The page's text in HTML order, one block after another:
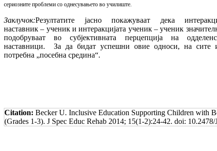
сериозните проблеми со однесувањето во училиште.
Заклучок:Резултатите јасно покажуваат дека
наставник – ученик и интеракцијата ученик – ученик
подобруваат во субјективната перцепција на
наставници. За да бидат успешни овие односи, на сите
потребна „посебна средина“.
Citation: Becker U. Inclusive Education Supporting Children with
(Grades 1-3). J Spec Educ Rehab 2014; 15(1-2):24-42. doi: